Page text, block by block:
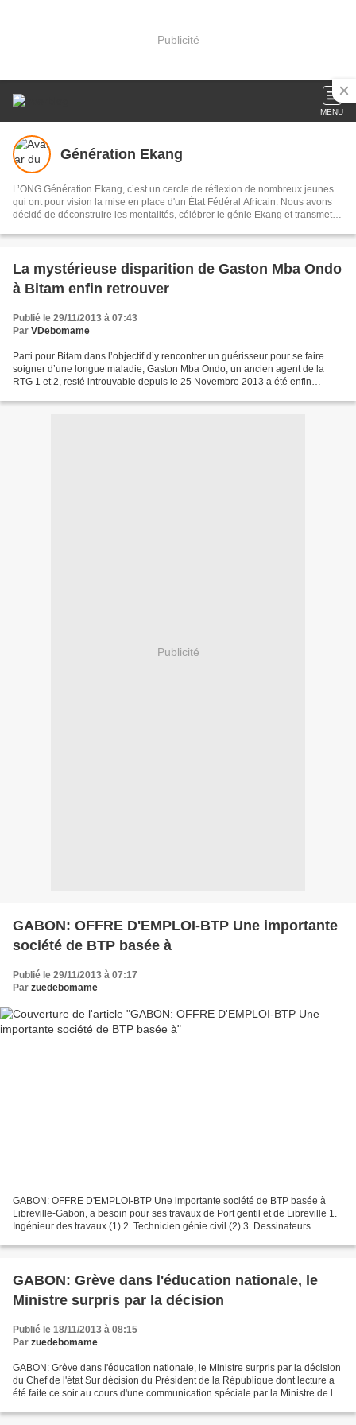
Publicité
MENU
Génération Ekang
L’ONG Génération Ekang, c’est un cercle de réflexion de nombreux jeunes
qui ont pour vision la mise en place d'un État Fédéral Africain. Nous avons
décidé de déconstruire les mentalités, célébrer le génie Ekang et transmettre
avenirs.
La mystérieuse disparition de Gaston Mba Ondo
à Bitam enfin retrouver
Publié le 29/11/2013 à 07:43
Par VDebomame
Parti pour Bitam dans l’objectif d’y rencontrer un guérisseur pour se faire
soigner d’une longue maladie, Gaston Mba Ondo, un ancien agent de la
RTG 1 et 2, resté introuvable depuis le 25 Novembre 2013 a été enfin
Publicité
GABON: OFFRE D'EMPLOI-BTP Une importante
société de BTP basée à
Publié le 29/11/2013 à 07:17
Par zuedebomame
GABON: OFFRE D'EMPLOI-BTP Une importante société de BTP basée à
Libreville-Gabon, a besoin pour ses travaux de Port gentil et de Libreville 1.
Ingénieur des travaux (1) 2. Technicien génie civil (2) 3. Dessinateurs
GABON: Grève dans l'éducation nationale, le
Ministre surpris par la décision
Publié le 18/11/2013 à 08:15
Par zuedebomame
GABON: Grève dans l'éducation nationale, le Ministre surpris par la décision
du Chef de l'état Sur décision du Président de la République dont lecture a
été faite ce soir au cours d'une communication spéciale par la Ministre de la